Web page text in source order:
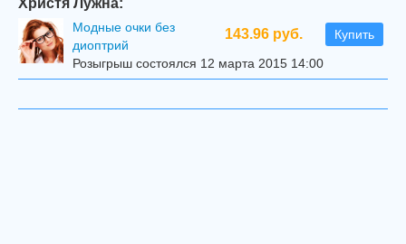
143.96 руб. Купить
Модные очки без
диоптрий
Розыгрыш состоялся 12 марта 2015 14:00